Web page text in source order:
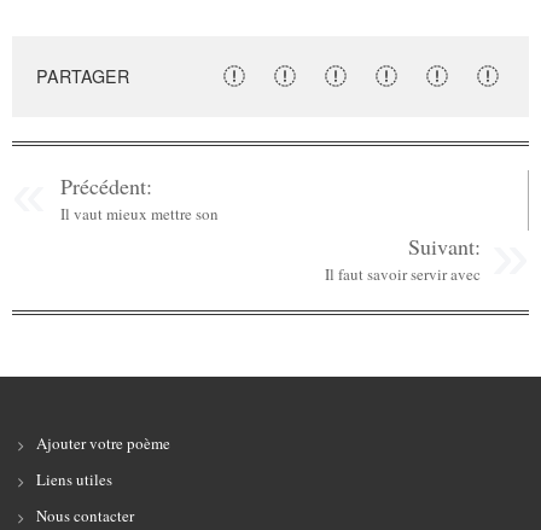
PARTAGER
Précédent:
Il vaut mieux mettre son
Suivant:
Il faut savoir servir avec
Ajouter votre poème
Liens utiles
Nous contacter